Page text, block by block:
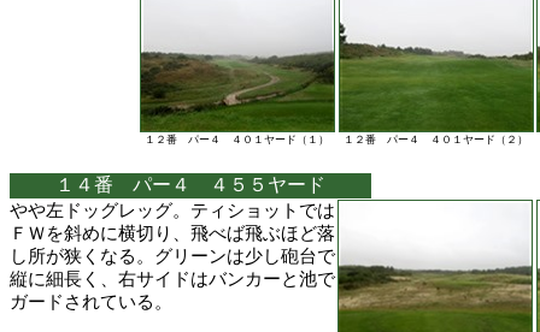
１２番 パー４ ４０１ヤード（２）
１２番 パー４ ４０１ヤード（１）
１４番 パー４ ４５５ヤード
やや左ドッグレッグ。ティショットでは
ＦＷを斜めに横切り、飛べば飛ぶほど落
し所が狭くなる。グリーンは少し砲台で
縦に細長く、右サイドはバンカーと池で
ガードされている。